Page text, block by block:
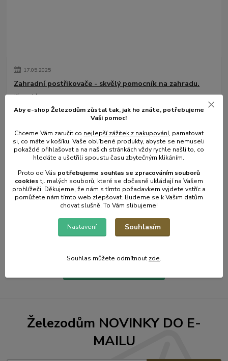
17.05.2025
Zahradní postřikovače - skvělý pomocník na zahradu.
číst celé
Zahradní kalendář - únor.
Železodům NOVINKY DO E-
MAILU
Aby e-shop Železodům zůstal tak, jak ho znáte, potřebujeme
Vaši pomoc!
Chceme Vám zaručit co nejlepší zážitek z nakupování, pamatovat
si, co máte v košíku, Vaše oblíbené produkty, abyste se nemuseli
pokaždé přihlašovat a na našich stránkách vždy rychle našli to, co
hledáte a ušetřili spoustu času zbytečným klikáním.
Proto od Vás potřebujeme souhlas se zpracováním souborů
cookiestj. malých souborů, které se dočasně ukládají na Vašem
prohlížeči. Děkujeme, že nám s tímto požadavkem vyjdete vstříc a
pomůžete nám tímto web zlepšovat. Budeme se k Vašim datům
chovat slušně. To Vám slibujeme!
Nastavení Souhlasím
Souhlas můžete odmítnout zde.